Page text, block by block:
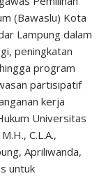
(Bawaslu) Kota
Lampung dalam
peningkatan
program
partisipatif
kerja
Universitas
C.L.A.,
Apriliwanda,
untuk